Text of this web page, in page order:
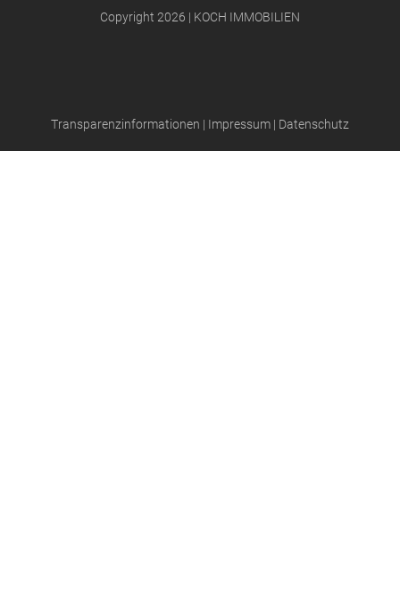
Copyright 2026 | KOCH IMMOBILIEN
Transparenzinformationen | Impressum | Datenschutz